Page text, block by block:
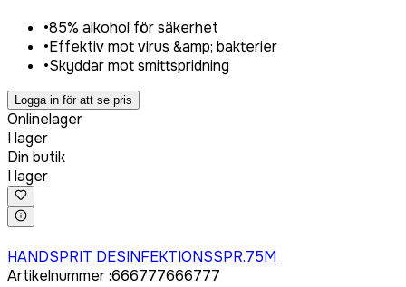
•85% alkohol för säkerhet
•Effektiv mot virus &amp; bakterier
•Skyddar mot smittspridning
Logga in för att se pris
Onlinelager
I lager
Din butik
I lager
HANDSPRIT DESINFEKTIONSSPR.75M
Artikelnummer:666777666777